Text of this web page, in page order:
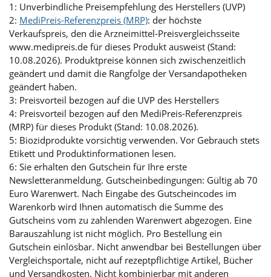
1: Unverbindliche Preisempfehlung des Herstellers (UVP)
2: MediPreis-Referenzpreis (MRP): der höchste
Verkaufspreis, den die Arzneimittel-Preisvergleichsseite
www.medipreis.de für dieses Produkt ausweist (Stand:
10.08.2026). Produktpreise können sich zwischenzeitlich
geändert und damit die Rangfolge der Versandapotheken
geändert haben.
3: Preisvorteil bezogen auf die UVP des Herstellers
4: Preisvorteil bezogen auf den MediPreis-Referenzpreis
(MRP) für dieses Produkt (Stand: 10.08.2026).
5: Biozidprodukte vorsichtig verwenden. Vor Gebrauch stets
Etikett und Produktinformationen lesen.
6: Sie erhalten den Gutschein für Ihre erste
Newsletteranmeldung. Gutscheinbedingungen: Gültig ab 70
Euro Warenwert. Nach Eingabe des Gutscheincodes im
Warenkorb wird Ihnen automatisch die Summe des
Gutscheins vom zu zahlenden Warenwert abgezogen. Eine
Barauszahlung ist nicht möglich. Pro Bestellung ein
Gutschein einlösbar. Nicht anwendbar bei Bestellungen über
Vergleichsportale, nicht auf rezeptpflichtige Artikel, Bücher
und Versandkosten. Nicht kombinierbar mit anderen